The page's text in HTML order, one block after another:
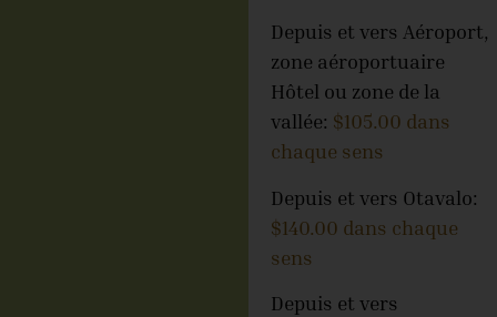
Depuis et vers Aéroport,
zone aéroportuaire
Hôtel ou zone de la
vallée: $105.00 dans
chaque sens
Depuis et vers Otavalo:
$140.00 dans chaque
sens
Depuis et vers